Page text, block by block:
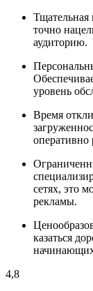
Тщательная
точно
аудиторию.
уровень
Время
оперативно
сетях, это
рекламы.
казаться
4,8